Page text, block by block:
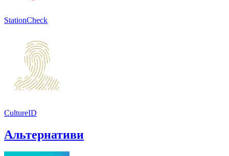
StationCheck
CultureID
Альтернативи